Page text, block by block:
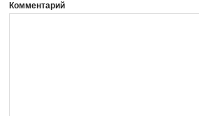
Комментарий